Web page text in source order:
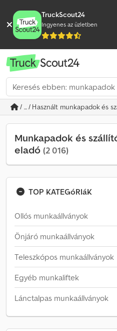
TruckScout24
Ingyenes az üzletben
/ ... / Használt munkapadok és
Munkapadok és
eladó (2 016)
TOP KATEGóRIáK
Ollós munkaállványok
Önjáró munkaállványok
Teleszkópos munkaállványok
Egyéb munkaliftek
Lánctalpas munkaállványok